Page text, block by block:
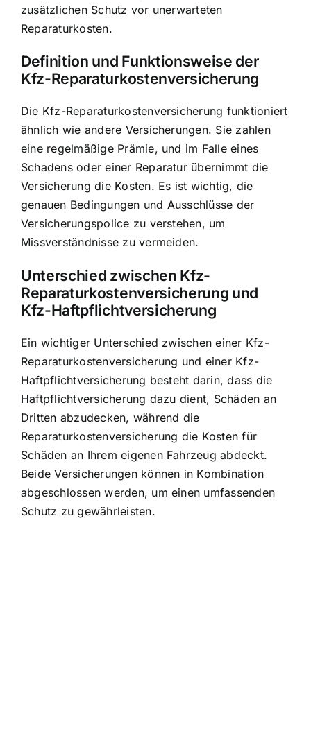
zusätzlichen Schutz vor unerwarteten
Reparaturkosten.
Definition und Funktionsweise der
Kfz-Reparaturkostenversicherung
Die Kfz-Reparaturkostenversicherung funktioniert
ähnlich wie andere Versicherungen. Sie zahlen
eine regelmäßige Prämie, und im Falle eines
Schadens oder einer Reparatur übernimmt die
Versicherung die Kosten. Es ist wichtig, die
genauen Bedingungen und Ausschlüsse der
Versicherungspolice zu verstehen, um
Missverständnisse zu vermeiden.
Unterschied zwischen Kfz-
Reparaturkostenversicherung und
Kfz-Haftpflichtversicherung
Ein wichtiger Unterschied zwischen einer Kfz-
Reparaturkostenversicherung und einer Kfz-
Haftpflichtversicherung besteht darin, dass die
Haftpflichtversicherung dazu dient, Schäden an
Dritten abzudecken, während die
Reparaturkostenversicherung die Kosten für
Schäden an Ihrem eigenen Fahrzeug abdeckt.
Beide Versicherungen können in Kombination
abgeschlossen werden, um einen umfassenden
Schutz zu gewährleisten.